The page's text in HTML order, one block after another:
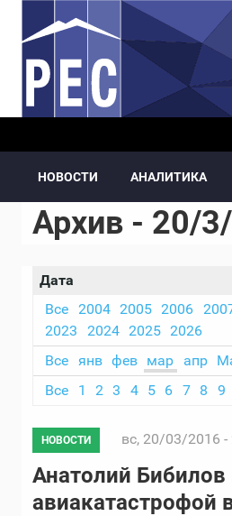
Перейти к основному
НОВОСТИ АНАЛИТИКА
Архив - 20/
Дата
Все
2004 2005 2006
2023
2024 2025 2026
Все янв фев мар апр
Все
1 2 3 4 5 6 7 8 9
НОВОСТИ вс, 20/03/2016 -
Анатолий Бибилов
авиакатастрофой